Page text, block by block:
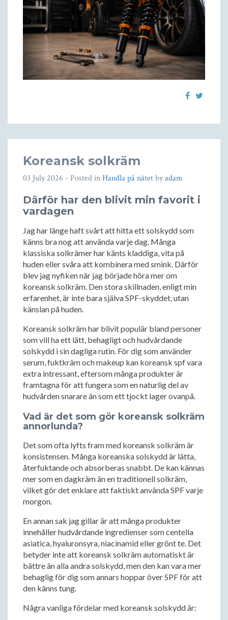
Koreansk solkräm
03 July 2026 - Posted inHandla på nätetbyadam
Därför har den blivit min favorit i
vardagen
Jag har länge haft svårt att hitta ett solskydd som
känns bra nog att använda varje dag. Många
klassiska solkrämer har känts kladdiga, vita på
huden eller svåra att kombinera med smink. Därför
blev jag nyfiken när jag började höra mer om
koreansk solkräm. Den stora skillnaden, enligt min
erfarenhet, är inte bara själva SPF-skyddet, utan
känslan på huden.
Koreansk solkräm har blivit populär bland personer
som vill ha ett lätt, behagligt och hudvårdande
solskydd i sin dagliga rutin. För dig som använder
serum, fuktkräm och makeup kan koreansk spf vara
extra intressant, eftersom många produkter är
framtagna för att fungera som en naturlig del av
hudvården snarare än som ett tjockt lager ovanpå.
Vad är det som gör koreansk solkräm
annorlunda?
Det som ofta lyfts fram med koreansk solkräm är
konsistensen. Många koreanska solskydd är lätta,
återfuktande och absorberas snabbt. De kan kännas
mer som en dagkräm än en traditionell solkräm,
vilket gör det enklare att faktiskt använda SPF varje
morgon.
En annan sak jag gillar är att många produkter
innehåller hudvårdande ingredienser som centella
asiatica, hyaluronsyra, niacinamid eller grönt te. Det
betyder inte att koreansk solkräm automatiskt är
bättre än alla andra solskydd, men den kan vara mer
behaglig för dig som annars hoppar över SPF för att
den känns tung.
Några vanliga fördelar med koreansk solskydd är: